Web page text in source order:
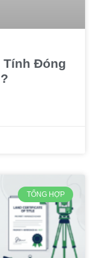
Tính Đóng
TỔNG HỢP